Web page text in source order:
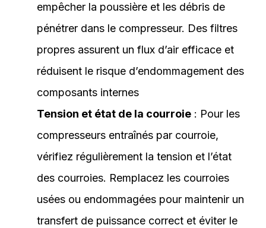
empêcher la poussière et les débris de
pénétrer dans le compresseur. Des filtres
propres assurent un flux d’air efficace et
réduisent le risque d’endommagement des
composants internes
Tension et état de la courroie: Pour les
compresseurs entraînés par courroie,
vérifiez régulièrement la tension et l’état
des courroies. Remplacez les courroies
usées ou endommagées pour maintenir un
transfert de puissance correct et éviter le